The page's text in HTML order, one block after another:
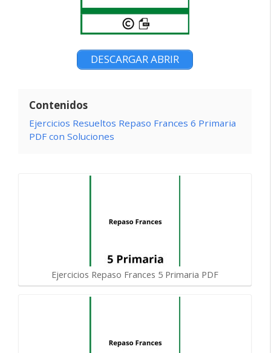
DESCARGAR ABRIR
Contenidos
Ejercicios Resueltos Repaso Frances 6 Primaria
PDF con Soluciones
Ejercicios Repaso Frances 5 Primaria PDF